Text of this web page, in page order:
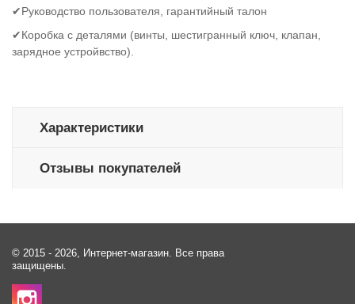
✔Руководство пользователя, гарантийный талон
✔Коробка с деталями (винты, шестигранный ключ, клапан,
зарядное устройвство).
Характеристики
Отзывы покупателей
© 2015 - 2026, Интернет-магазин. Все права
защищены.